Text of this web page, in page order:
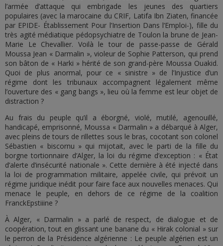
l’armée d’attaque qui embrigade les jeunes des quartiers
populaires (avec la marocaine du CRIF, Latifa Ibn Ziaten, financée
par EPIDE- Établissement Pour l’Insertion Dans l’Emploi-), fille du
très agité médiatique pédopsychiatre de Toulon la brune de Jean-
Marie Le Chevallier. Voilà le tour de passe-passe de Gérald
Moussa Jean « Darmalin », violeur de Sophie Patterson, qui prend
son bâton de « Harki » hérité de son grand-père Moussa Ouakid.
Quoi de plus anormal, pour ce « sinistre » de l’Injustice d’un
régime dont les tribunaux accompagnent légalement même
l’ouverture des « gang bangs », lieu où la femme est leur objet de
distraction ?
Au frais du peuple qu’il a éborgné, violé, mutilé, agenouillé,
handicapé, emprisonné, Moussa « Darmalin » a débarqué à Alger,
avec pleins de tours de rillettes sous le bras, cocotant son colonel
Sébastien « biscornu » qui mijotait, avec le parti de la fille du
borgne tortionnaire d’Alger, la loi du régime d’exception : « État
d’alerte d’insécurité nationale ». Cette dernière à été injecté dans
la loi de programmation militaire, appelée civile, qui prévoit un
régime juridique inédit pour faire face aux nouvelles menaces. Qui
menace le peuple, en dehors de ce régime de la coalition
FranckEpstiiine ?
À Alger, « Darmalin » a parlé de respect, de dialogue et de
coopération, tout en glissant une banane du « Hirak colonial » sur
le perron de la Présidence algérienne : Le peuple algérien est un